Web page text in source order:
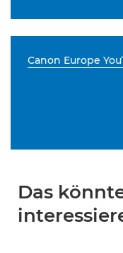
Canon Europe
Das